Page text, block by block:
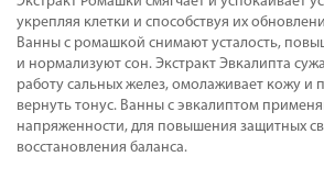
укрепляя клетки и способствуя их
Ванны с ромашкой снимают усталость,
и нормализуют сон. Экстракт Эвкалипта
работу сальных желез, омолаживает кожу и
вернуть тонус. Ванны с эвкалиптом
напряженности, для повышения защитных
восстановления баланса.